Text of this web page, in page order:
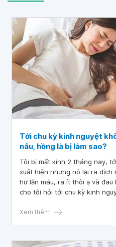
Tới chu kỳ kinh nguyệt
nâu, hồng là bị làm sao?
Tôi bị mất kinh 2 tháng nay,
xuất hiện nhưng nó lại ra dịch
hư lẫn máu, ra ít thôi ạ và
cho tôi hỏi tới chu kỳ kinh
cảm ơn bác sĩ.
Xem thêm